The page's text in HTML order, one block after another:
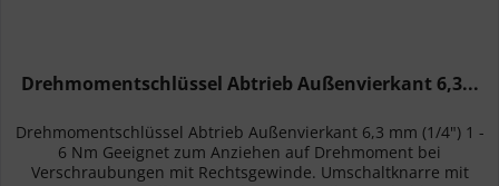
Drehmomentschlüssel Abtrieb Außenvierkant 6,3...
Drehmomentschlüssel Abtrieb Außenvierkant 6,3 mm (1/4") 1 -
6 Nm Geeignet zum Anziehen auf Drehmoment bei
Verschraubungen mit Rechtsgewinde. Umschaltknarre mit